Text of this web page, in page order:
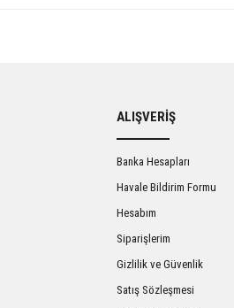
ALIŞVERİŞ
Banka Hesapları
Havale Bildirim Formu
Hesabım
Siparişlerim
Gizlilik ve Güvenlik
Satış Sözleşmesi